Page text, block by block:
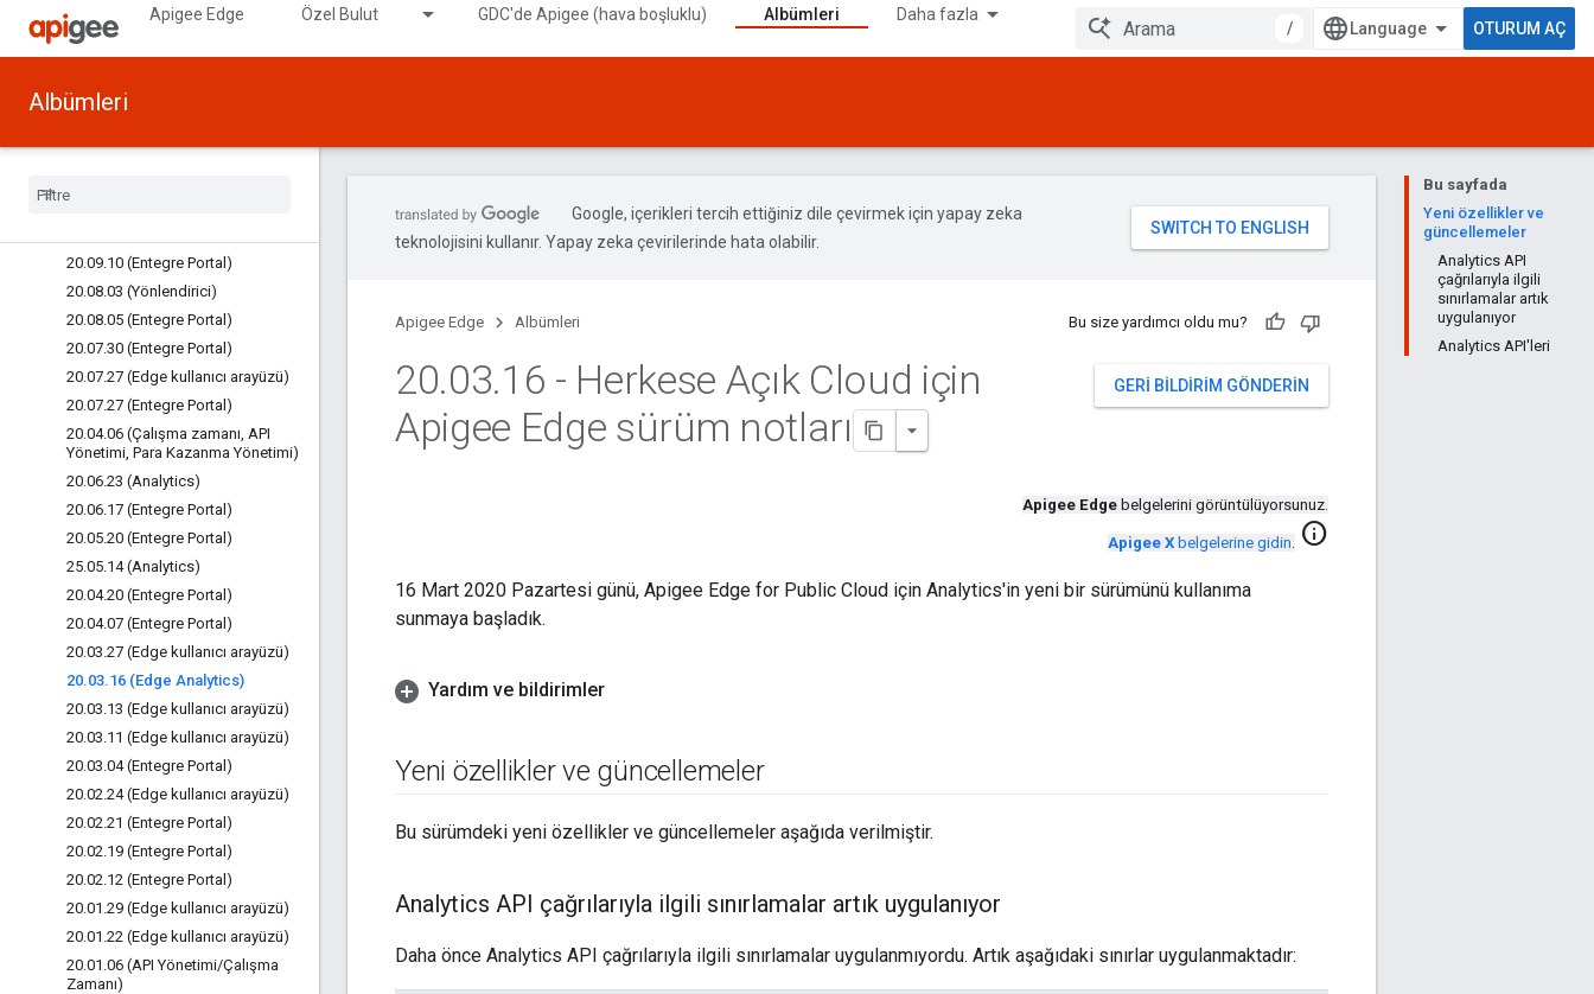
Apigee Edge Özel Bulut GDC'de Apigee (hava boşluklu) Albümleri Daha fazla
/ OTURUM AÇ
Albümleri
20.12.14 (Entegre Portal)
20.11.11 (Entegre Portal)
20.09.18 (Yönetim Sunucusu)
20.10.29 (Entegre Portal)
20
20.09.10 (Entegre Portal)
20.08.03 (Yönlendirici)
20.08.05 (Entegre Portal)
20.07.30 (Entegre Portal)
20.07.27 (Edge kullanıcı arayüzü)
20.07.27 (Entegre Portal)
20.04.06 (Çalışma zamanı, API
Yönetimi, Para Kazanma Yönetimi)
20.06.23 (Analytics)
20.06.17 (Entegre Portal)
20.05.20 (Entegre Portal)
25.05.14 (Analytics)
20.04.20 (Entegre Portal)
20.04.07 (Entegre Portal)
20.03.27 (Edge kullanıcı arayüzü)
20.03.16 (Edge Analytics)
20.03.13 (Edge kullanıcı arayüzü)
20.03.11 (Edge kullanıcı arayüzü)
20.03.04 (Entegre Portal)
20.02.24 (Edge kullanıcı arayüzü)
20.02.21 (Entegre Portal)
20.02.19 (Entegre Portal)
20.02.12 (Entegre Portal)
20.01 .29 (Edge kullanıcı arayüzü)
20.01 .22 (Edge kullanıcı arayüzü)
20.01 .06 (API Yönetimi/Çalışma
Zamanı)
Bu sayfada
Yeni özellikler ve
güncellemeler
Analytics API
çağrılarıyla ilgili
sınırlamalar artık
uygulanıyor
Analytics API'leri
Google, içerikleri tercih ettiğiniz dile çevirmek için yapay zeka
teknolojisini kullanır. Yapay zeka çevirilerinde hata olabilir.
Apigee Edge Albümleri Bu size yardımcı oldu mu?
GERI BILDIRIM GÖNDERIN
20.03.16 - Herkese Açık Cloud için
Apigee Edge sürüm notları
Apigee Edge belgelerini görüntülüyorsunuz.
Apigee X belgelerine gidin. info
16 Mart 2020 Pazartesi günü, Apigee Edge for Public Cloud için Analytics'in yeni bir sürümünü kullanıma
sunmaya başladık.
Yardım ve bildirimler
Yeni özellikler ve güncellemeler
Bu sürümdeki yeni özellikler ve güncellemeler aşağıda verilmiştir.
Analytics API çağrılarıyla ilgili sınırlamalar artık uygulanıyor
Daha önce Analytics API çağrılarıyla ilgili sınırlamalar uygulanmıyordu. Artık aşağıdaki sınırlar uygulanmaktadır: